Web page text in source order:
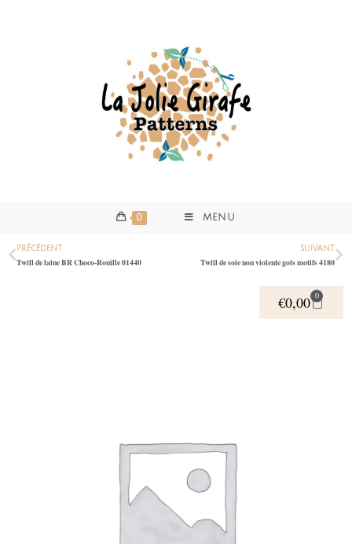
0 MENU
PRÉCÉDENT
Twill de laine BR Choco-Rouille 01440
SUIVANT
Twill de soie non violente gots motifs 4180
€0,00 0